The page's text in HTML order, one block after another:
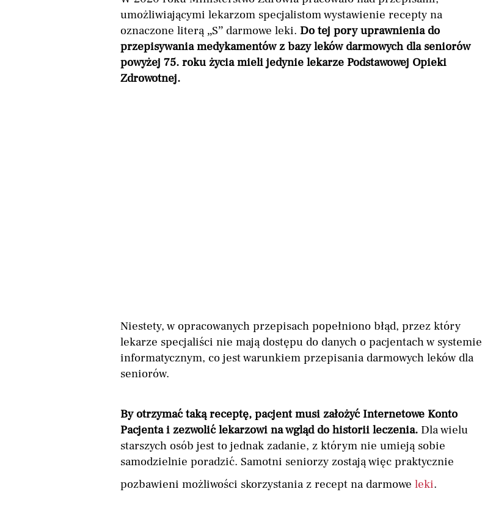
umożliwiającymi lekarzom specjalistom wystawienie recepty na
oznaczone literą „S” darmowe leki. Do tej pory uprawnienia do
przepisywania medykamentów z bazy leków darmowych dla seniorów
powyżej 75. roku życia mieli jedynie lekarze Podstawowej Opieki
Zdrowotnej.
Niestety, w opracowanych przepisach popełniono błąd, przez który
lekarze specjaliści nie mają dostępu do danych o pacjentach w systemie
informatycznym, co jest warunkiem przepisania darmowych leków dla
seniorów.
By otrzymać taką receptę, pacjent musi założyć Internetowe Konto
Pacjenta i zezwolić lekarzowi na wgląd do historii leczenia. Dla wielu
starszych osób jest to jednak zadanie, z którym nie umieją sobie
samodzielnie poradzić. Samotni seniorzy zostają więc praktycznie
pozbawieni możliwości skorzystania z recept na darmowe leki.